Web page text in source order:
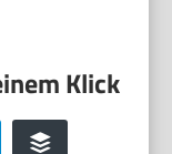
Buffer